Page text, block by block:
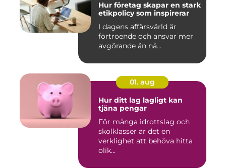
Hur företag skapar en stark
etikpolicy som inspirerar
I dagens affärsvärld är
förtroende och ansvar mer
avgörande än nå...
01. aug
Hur ditt lag lagligt kan
tjäna pengar
För många idrottslag och
skolklasser är det en
verklighet att behöva hitta
olik...